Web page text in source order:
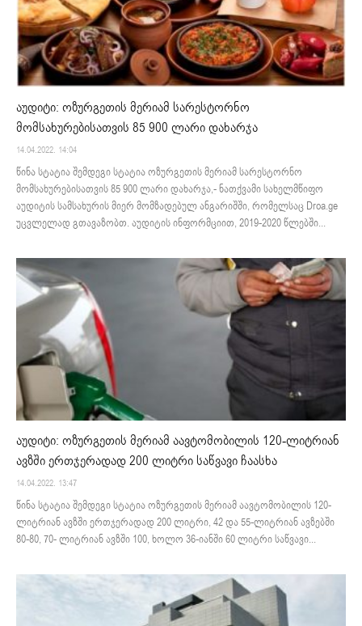
აუდიტი: ოზურგეთის მერიამ სარესტორნო
მომსახურებისათვის 85 900 ლარი დახარჯა
14.04.2022. 14:04
წინა სტატია შემდეგი სტატია ოზურგეთის მერიამ სარესტორნო
მომსახურებისათვის 85 900 ლარი დახარჯა,- ნათქვამი სახელმწიფო
აუდიტის სამსახურის მიერ მომზადებულ ანგარიშში, რომელსაც Droa.ge
უცვლელად გთავაზობთ. აუდიტის ინფორმციით, 2019-2020 წლებში...
აუდიტი: ოზურგეთის მერიამ აავტომობილის 120-ლიტრიან
ავზში ერთჯერადად 200 ლიტრი საწვავი ჩაასხა
14.04.2022. 13:47
წინა სტატია შემდეგი სტატია ოზურგეთის მერიამ აავტომობილის 120-
ლიტრიან ავზში ერთჯერადად 200 ლიტრი, 42 და 55-ლიტრიან ავზებში
80-80, 70- ლიტრიან ავზში 100, ხოლო 36-იანში 60 ლიტრი საწვავი...